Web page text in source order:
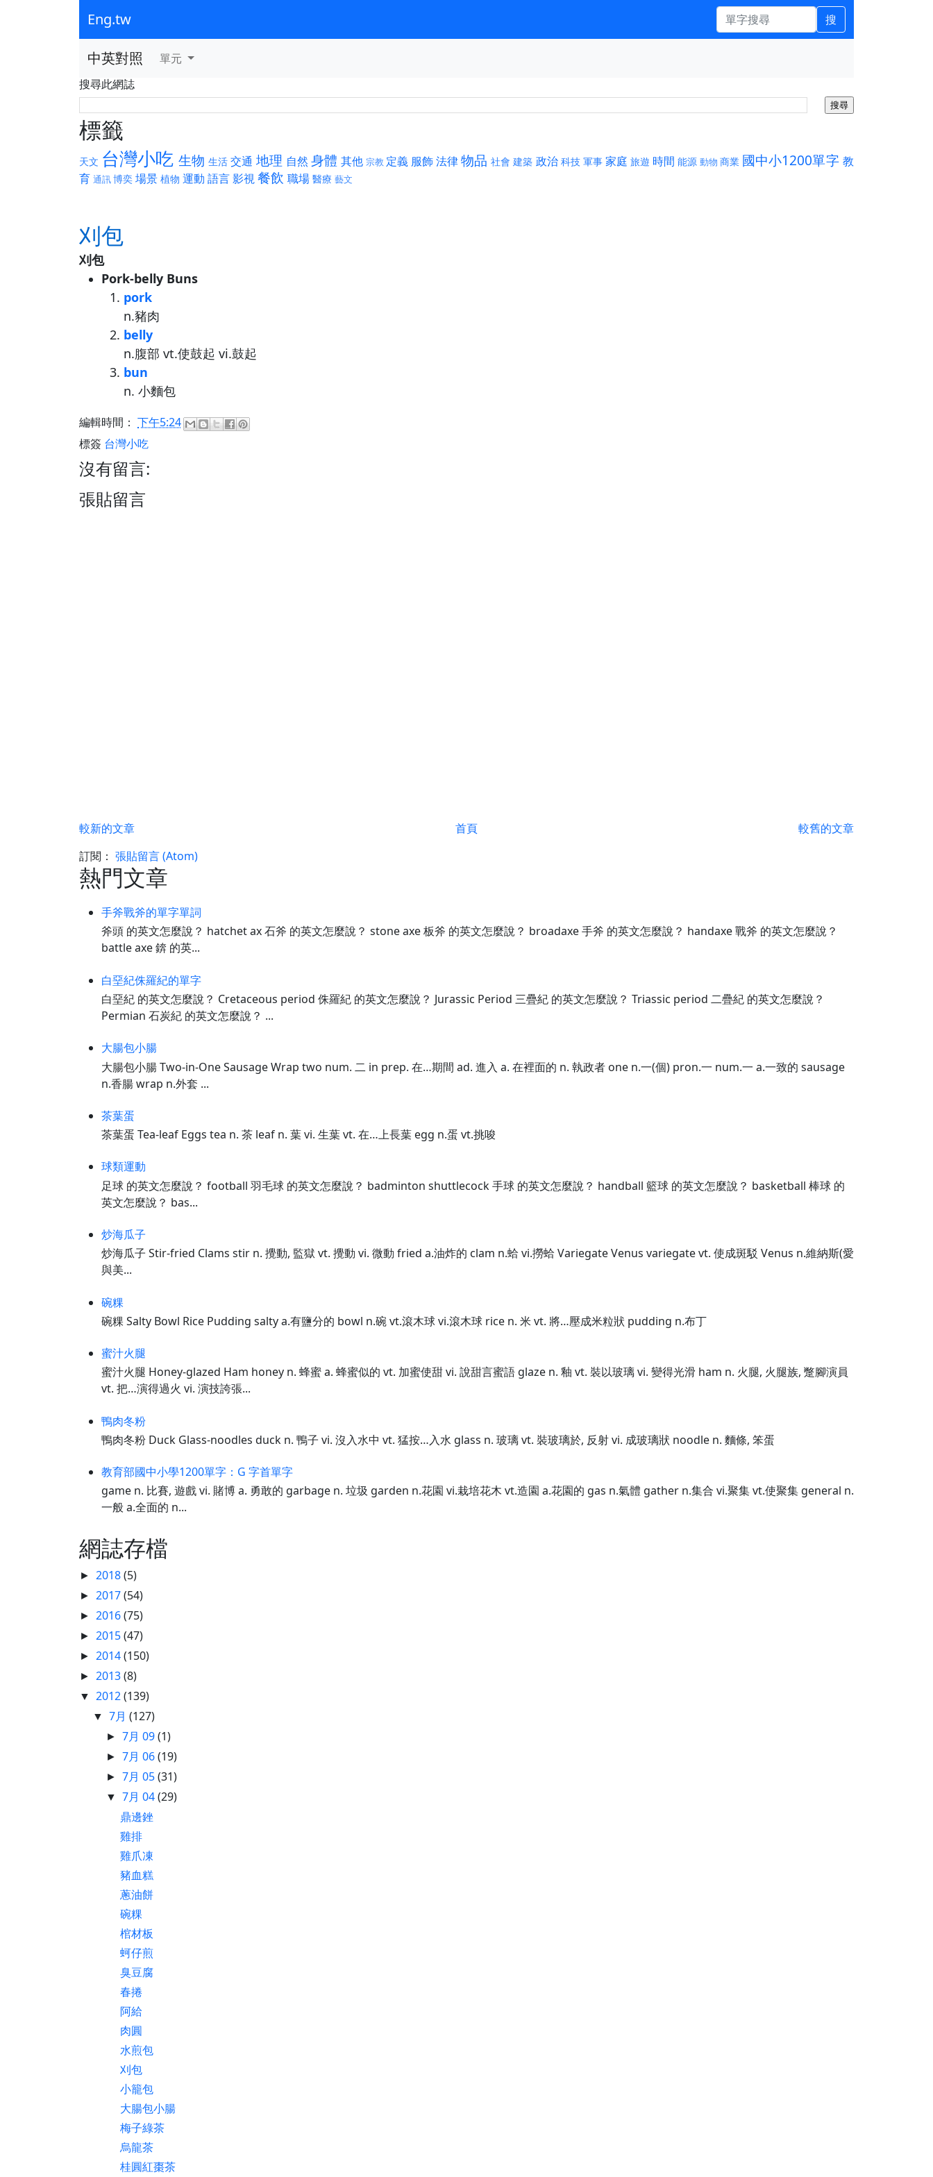
Eng.tw 搜
中英對照
單元
搜尋此網誌
標籤
天文 台灣小吃 生物 生活 交通 地理 自然 身體 其他 宗教 定義 服飾法律物品 社會 建築 政治 科技 軍事 家庭 旅遊 時間 能源 動物 商業 國中小1200單字 教
育 通訊博奕 場景 植物 運動 語言影視餐飲 職場 醫療 藝文
刈包
刈包
Pork-belly Buns
pork
n.豬肉
belly
n.腹部 vt.使鼓起 vi.鼓起
bun
n. 小麵包
編輯時間： 下午5:24
標簽 台灣小吃
沒有留言:
張貼留言
較新的文章 較舊的文章
首頁
訂閱： 張貼留言 (Atom)
熱門文章
手斧戰斧的單字單詞
斧頭 的英文怎麼說？ hatchet ax 石斧 的英文怎麼說？ stone axe 板斧 的英文怎麼說？ broadaxe 手斧 的英文怎麼說？ handaxe 戰斧 的英文怎麼說？
battle axe 錛 的英...
白堊紀侏羅紀的單字
白堊紀 的英文怎麼說？ Cretaceous period 侏羅紀 的英文怎麼說？ Jurassic Period 三疊紀 的英文怎麼說？ Triassic period 二疊紀 的英文怎麼說？
Permian 石炭紀 的英文怎麼說？ ...
大腸包小腸
大腸包小腸 Two-in-One Sausage Wrap two num. 二 in prep. 在…期間 ad. 進入 a. 在裡面的 n. 執政者 one n.一(個) pron.一 num.一 a.一致的 sausage
n.香腸 wrap n.外套 ...
茶葉蛋
茶葉蛋 Tea-leaf Eggs tea n. 茶 leaf n. 葉 vi. 生葉 vt. 在…上長葉 egg n.蛋 vt.挑唆
球類運動
足球 的英文怎麼說？ football 羽毛球 的英文怎麼說？ badminton shuttlecock 手球 的英文怎麼說？ handball 籃球 的英文怎麼說？ basketball 棒球 的
英文怎麼說？ bas...
炒海瓜子
炒海瓜子 Stir-fried Clams stir n. 攪動, 監獄 vt. 攪動 vi. 微動 fried a.油炸的 clam n.蛤 vi.撈蛤 Variegate Venus variegate vt. 使成斑駁 Venus n.維納斯(愛
與美...
碗粿
碗粿 Salty Bowl Rice Pudding salty a.有鹽分的 bowl n.碗 vt.滾木球 vi.滾木球 rice n. 米 vt. 將…壓成米粒狀 pudding n.布丁
蜜汁火腿
蜜汁火腿 Honey-glazed Ham honey n. 蜂蜜 a. 蜂蜜似的 vt. 加蜜使甜 vi. 說甜言蜜語 glaze n. 釉 vt. 裝以玻璃 vi. 變得光滑 ham n. 火腿, 火腿族, 蹩腳演員
vt. 把…演得過火 vi. 演技誇張...
鴨肉冬粉
鴨肉冬粉 Duck Glass-noodles duck n. 鴨子 vi. 沒入水中 vt. 猛按…入水 glass n. 玻璃 vt. 裝玻璃於, 反射 vi. 成玻璃狀 noodle n. 麵條, 笨蛋
教育部國中小學1200單字：G 字首單字
game n. 比賽, 遊戲 vi. 賭博 a. 勇敢的 garbage n. 垃圾 garden n.花園 vi.栽培花木 vt.造園 a.花園的 gas n.氣體 gather n.集合 vi.聚集 vt.使聚集 general n.
一般 a.全面的 n...
網誌存檔
► 2018(5)
► 2017(54)
► 2016(75)
► 2015(47)
► 2014(150)
► 2013(8)
▼ 2012(139)
▼7月(127)
►7月 09(1)
►7月 06(19)
►7月 05(31)
▼7月 04(29)
鼎邊銼
雞排
雞爪凍
豬血糕
蔥油餅
碗粿
棺材板
蚵仔煎
臭豆腐
春捲
阿給
肉圓
水煎包
刈包
小籠包
大腸包小腸
梅子綠茶
烏龍茶
桂圓紅棗茶